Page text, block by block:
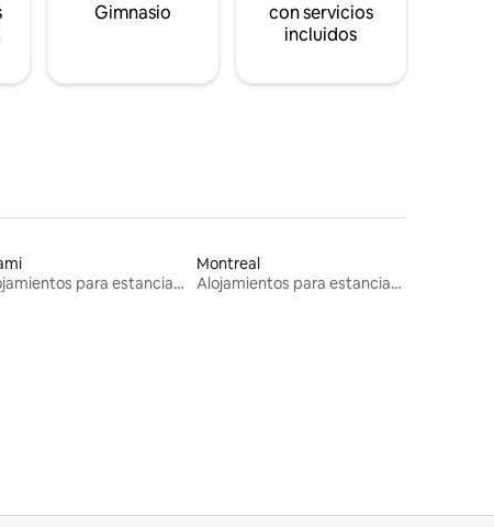
Gimnasio
con servicios
incluidos
Alojamientos para estancias largas
Montreal
Alojamientos para estancias largas